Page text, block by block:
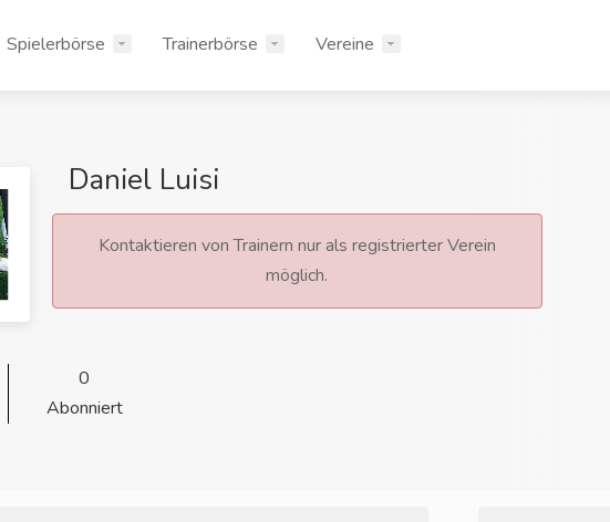
Spielerbörse Trainerbörse Vereine
Daniel Luisi
Kontaktieren von Trainern nur als registrierter Verein
möglich.
0
Abonniert